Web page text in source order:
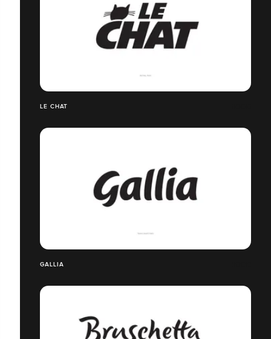
LE CHAT
GALLIA